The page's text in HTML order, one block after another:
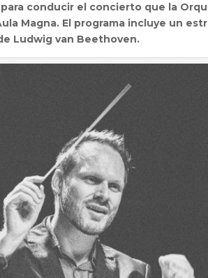
conducir el concierto que la
Magna. El programa incluye un
Ludwig van Beethoven.